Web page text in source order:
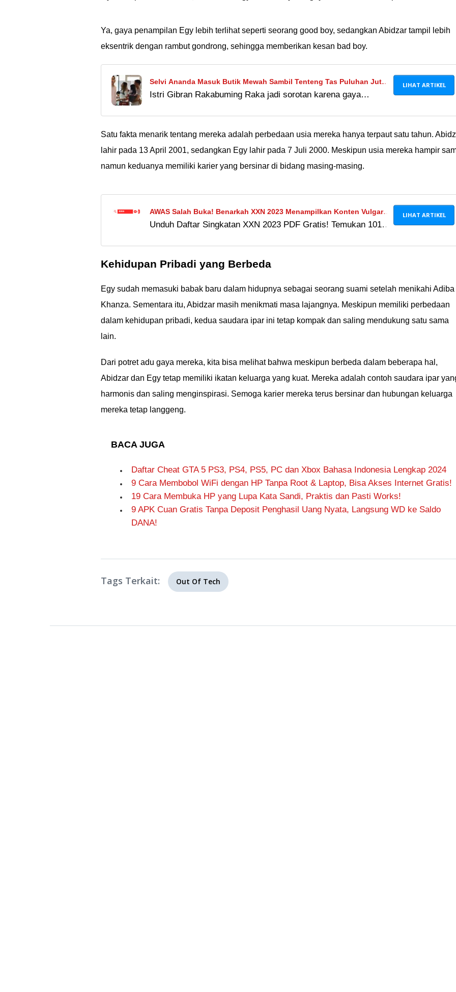
Ya, gaya penampilan Egy lebih terlihat seperti seorang good boy, sedangkan Abidzar tampil lebih
eksentrik dengan rambut gondrong, sehingga memberikan kesan bad boy.
Selvi Ananda Masuk Butik Mewah Sambil Tenteng Tas Puluhan Juta,
Netizen: UMKM Langsung Dilupain!
Istri Gibran Rakabuming Raka jadi sorotan karena gaya
Pilpres. Gimana menurut kamu?
LIHAT ARTIKEL
Satu fakta menarik tentang mereka adalah perbedaan usia mereka hanya terpaut satu tahun.
lahir pada 13 April 2001, sedangkan Egy lahir pada 7 Juli 2000. Meskipun usia mereka hampir
namun keduanya memiliki karier yang bersinar di bidang masing-masing.
AWAS Salah Buka! Benarkah XXN 2023 Menampilkan Konten Vulgar
18+?
Unduh Daftar Singkatan XXN 2023 PDF Gratis! Temukan 101
lengkapnya!
LIHAT ARTIKEL
Kehidupan Pribadi yang Berbeda
Egy sudah memasuki babak baru dalam hidupnya sebagai seorang suami setelah menikahi Adiba
Khanza. Sementara itu, Abidzar masih menikmati masa lajangnya. Meskipun memiliki perbedaan
dalam kehidupan pribadi, kedua saudara ipar ini tetap kompak dan saling mendukung satu sama
lain.
Dari potret adu gaya mereka, kita bisa melihat bahwa meskipun berbeda dalam beberapa hal,
Abidzar dan Egy tetap memiliki ikatan keluarga yang kuat. Mereka adalah contoh saudara ipar
harmonis dan saling menginspirasi. Semoga karier mereka terus bersinar dan hubungan keluarga
mereka tetap langgeng.
BACA JUGA
Daftar Cheat GTA 5 PS3, PS4, PS5, PC dan Xbox Bahasa Indonesia Lengkap 2024
9 Cara Membobol WiFi dengan HP Tanpa Root & Laptop, Bisa Akses Internet Gratis!
19 Cara Membuka HP yang Lupa Kata Sandi, Praktis dan Pasti Works!
9 APK Cuan Gratis Tanpa Deposit Penghasil Uang Nyata, Langsung WD ke Saldo
DANA!
Tags Terkait: Out Of Tech